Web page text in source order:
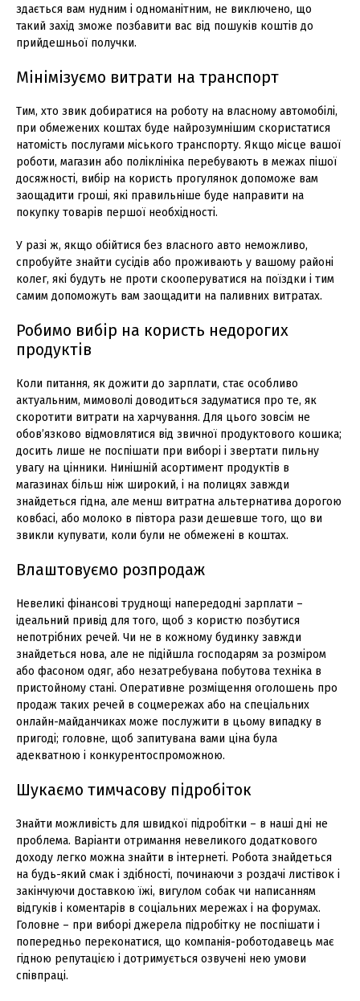
здається вам нудним і одноманітним, не виключено, що
такий захід зможе позбавити вас від пошуків коштів до
прийдешньої получки.
Мінімізуємо витрати на транспорт
Тим, хто звик добиратися на роботу на власному автомобілі,
при обмежених коштах буде найрозумнішим скористатися
натомість послугами міського транспорту. Якщо місце вашої
роботи, магазин або поліклініка перебувають в межах пішої
досяжності, вибір на користь прогулянок допоможе вам
заощадити гроші, які правильніше буде направити на
покупку товарів першої необхідності.
У разі ж, якщо обійтися без власного авто неможливо,
спробуйте знайти сусідів або проживають у вашому районі
колег, які будуть не проти скооперуватися на поїздки і тим
самим допоможуть вам заощадити на паливних витратах.
Робимо вибір на користь недорогих
продуктів
Коли питання, як дожити до зарплати, стає особливо
актуальним, мимоволі доводиться задуматися про те, як
скоротити витрати на харчування. Для цього зовсім не
обов’язково відмовлятися від звичної продуктового кошика;
досить лише не поспішати при виборі і звертати пильну
увагу на цінники. Нинішній асортимент продуктів в
магазинах більш ніж широкий, і на полицях завжди
знайдеться гідна, але менш витратна альтернатива дорогою
ковбасі, або молоко в півтора рази дешевше того, що ви
звикли купувати, коли були не обмежені в коштах.
Влаштовуємо розпродаж
Невеликі фінансові труднощі напередодні зарплати –
ідеальний привід для того, щоб з користю позбутися
непотрібних речей. Чи не в кожному будинку завжди
знайдеться нова, але не підійшла господарям за розміром
або фасоном одяг, або незатребувана побутова техніка в
пристойному стані. Оперативне розміщення оголошень про
продаж таких речей в соцмережах або на спеціальних
онлайн-майданчиках може послужити в цьому випадку в
пригоді; головне, щоб запитувана вами ціна була
адекватною і конкурентоспроможною.
Шукаємо тимчасову підробіток
Знайти можливість для швидкої підробітки – в наші дні не
проблема. Варіанти отримання невеликого додаткового
доходу легко можна знайти в інтернеті. Робота знайдеться
на будь-який смак і здібності, починаючи з роздачі листівок і
закінчуючи доставкою їжі, вигулом собак чи написанням
відгуків і коментарів в соціальних мережах і на форумах.
Головне – при виборі джерела підробітку не поспішати і
попередньо переконатися, що компанія-роботодавець має
гідною репутацією і дотримується озвучені нею умови
співпраці.